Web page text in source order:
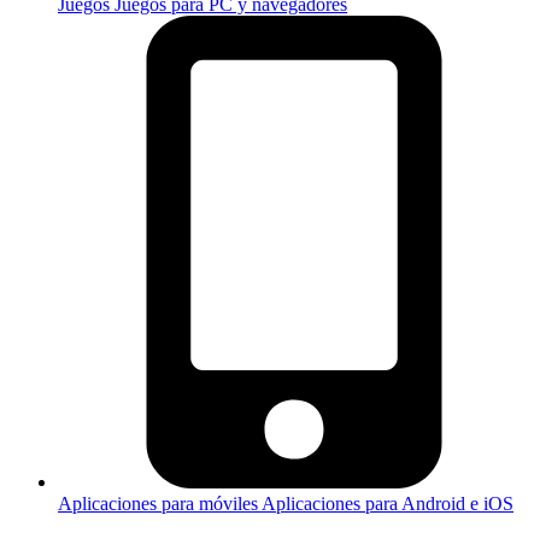
Juegos Juegos para PC y navegadores
Aplicaciones para móviles Aplicaciones para Android e iOS